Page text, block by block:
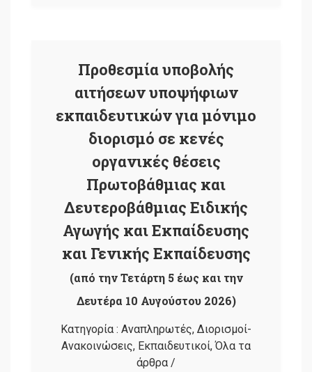
Προθεσμία υποβολής
αιτήσεων υποψήφιων
εκπαιδευτικών για μόνιμο
διορισμό σε κενές
οργανικές θέσεις
Πρωτοβάθμιας και
Δευτεροβάθμιας Ειδικής
Αγωγής και Εκπαίδευσης
και Γενικής Εκπαίδευσης
(από την Τετάρτη 5 έως και την
Δευτέρα 10 Αυγούστου 2026)
Κατηγορία : Αναπληρωτές, Διορισμοί-
Ανακοινώσεις, Εκπαιδευτικοί,Όλα τα
άρθρα /